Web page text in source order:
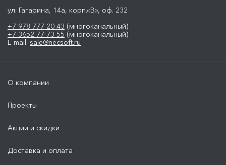
ул. Гагарина, 14а, корп.«В», оф. 232
+7 978 777 20 43 (многоканальный)
+7 3652 77 73 55 (многоканальный)
E-mail: sale@necsoft.ru
О компании
Проекты
Акции и скидки
Доставка и оплата